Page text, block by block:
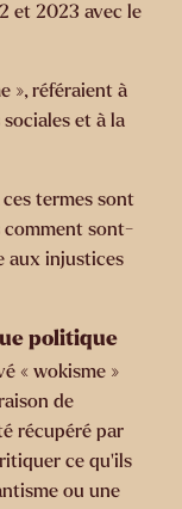
et 2023 avec le
», référaient à
et à la
ces termes sont
comment sont-
aux injustices
politique
« wokisme »
de
récupéré par
ce qu’ils
ou une